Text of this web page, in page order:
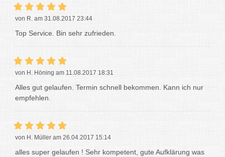
von R. am 31.08.2017 23:44
Top Service. Bin sehr zufrieden.
von H. Höning am 11.08.2017 18:31
Alles gut gelaufen. Termin schnell bekommen. Kann ich nur
empfehlen.
von H. Müller am 26.04.2017 15:14
alles super gelaufen ! Sehr kompetent, gute Aufklärung was